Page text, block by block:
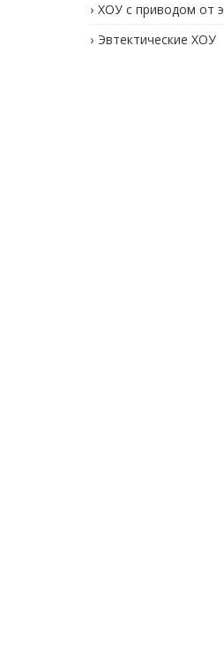
ХОУ с приводом от
Эвтектические ХОУ